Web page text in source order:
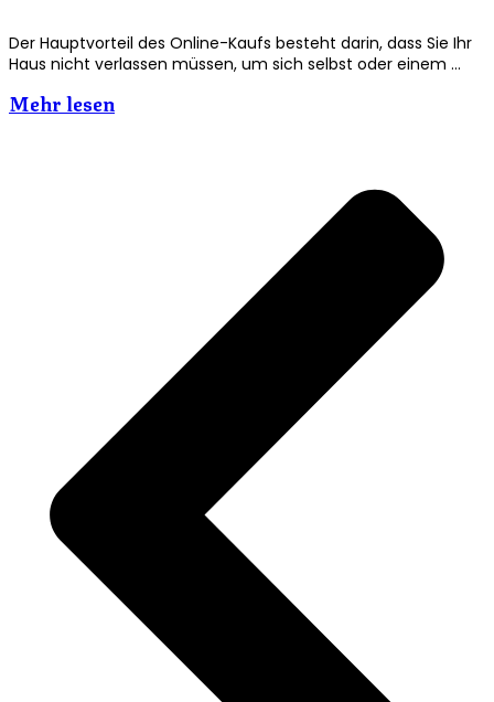
Der Hauptvorteil des Online-Kaufs besteht darin, dass Sie Ihr
Haus nicht verlassen müssen, um sich selbst oder einem …
Mehr lesen